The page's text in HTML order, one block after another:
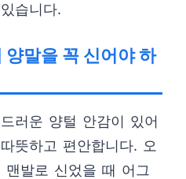
습니다.
말을 꼭 신어야 하
러운 양털 안감이 있어
뜻하고 편안합니다. 오
발로 신었을 때 어그